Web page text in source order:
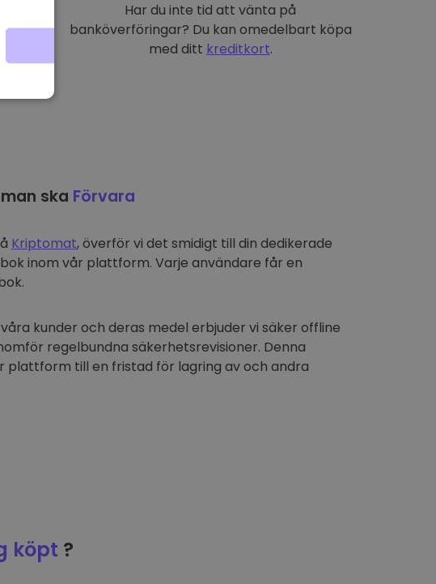
Har du inte tid att vänta på
banköverföringar? Du kan omedelbart köpa
med ditt kreditkort.
ska Förvara
Kriptomat, överför vi det smidigt till din dedikerade
inom vår plattform. Varje användare får en
kunder och deras medel erbjuder vi säker offline
regelbundna säkerhetsrevisioner. Denna
plattform till en fristad för lagring av och andra
köpt ?